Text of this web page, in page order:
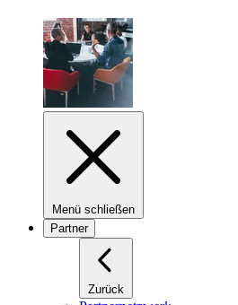
Menü schließen
Partner
Zurück